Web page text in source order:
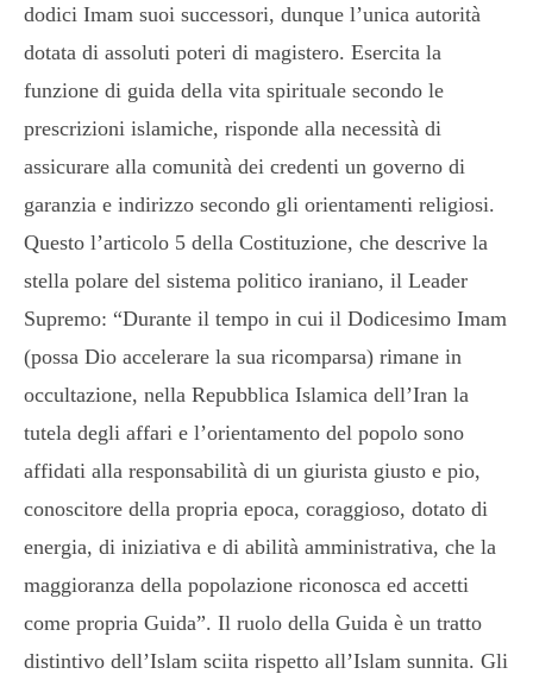
dodici Imam suoi successori, dunque l’unica autorità
dotata di assoluti poteri di magistero. Esercita la
funzione di guida della vita spirituale secondo le
prescrizioni islamiche, risponde alla necessità di
assicurare alla comunità dei credenti un governo di
garanzia e indirizzo secondo gli orientamenti religiosi.
Questo l’articolo 5 della Costituzione, che descrive la
stella polare del sistema politico iraniano, il Leader
Supremo: “Durante il tempo in cui il Dodicesimo Imam
(possa Dio accelerare la sua ricomparsa) rimane in
occultazione, nella Repubblica Islamica dell’Iran la
tutela degli affari e l’orientamento del popolo sono
affidati alla responsabilità di un giurista giusto e pio,
conoscitore della propria epoca, coraggioso, dotato di
energia, di iniziativa e di abilità amministrativa, che la
maggioranza della popolazione riconosca ed accetti
come propria Guida”. Il ruolo della Guida è un tratto
distintivo dell’Islam sciita rispetto all’Islam sunnita. Gli